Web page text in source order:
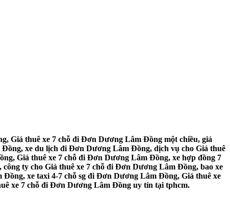
Giá thuê xe 7 chỗ đi Đơn Dương Lâm Đồng một chiều, giá
xe du lịch đi Đơn Dương Lâm Đồng, dịch vụ cho Giá thuê
Giá thuê xe 7 chỗ đi Đơn Dương Lâm Đồng, xe hợp đồng 7
ty cho Giá thuê xe 7 chỗ đi Đơn Dương Lâm Đồng, bao xe
xe taxi 4-7 chỗ sg đi Đơn Dương Lâm Đồng, Giá thuê xe
xe 7 chỗ đi Đơn Dương Lâm Đồng uy tín tại tphcm.